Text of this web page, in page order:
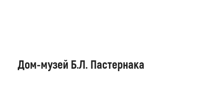
Дом-музей Б.Л. Пастернака